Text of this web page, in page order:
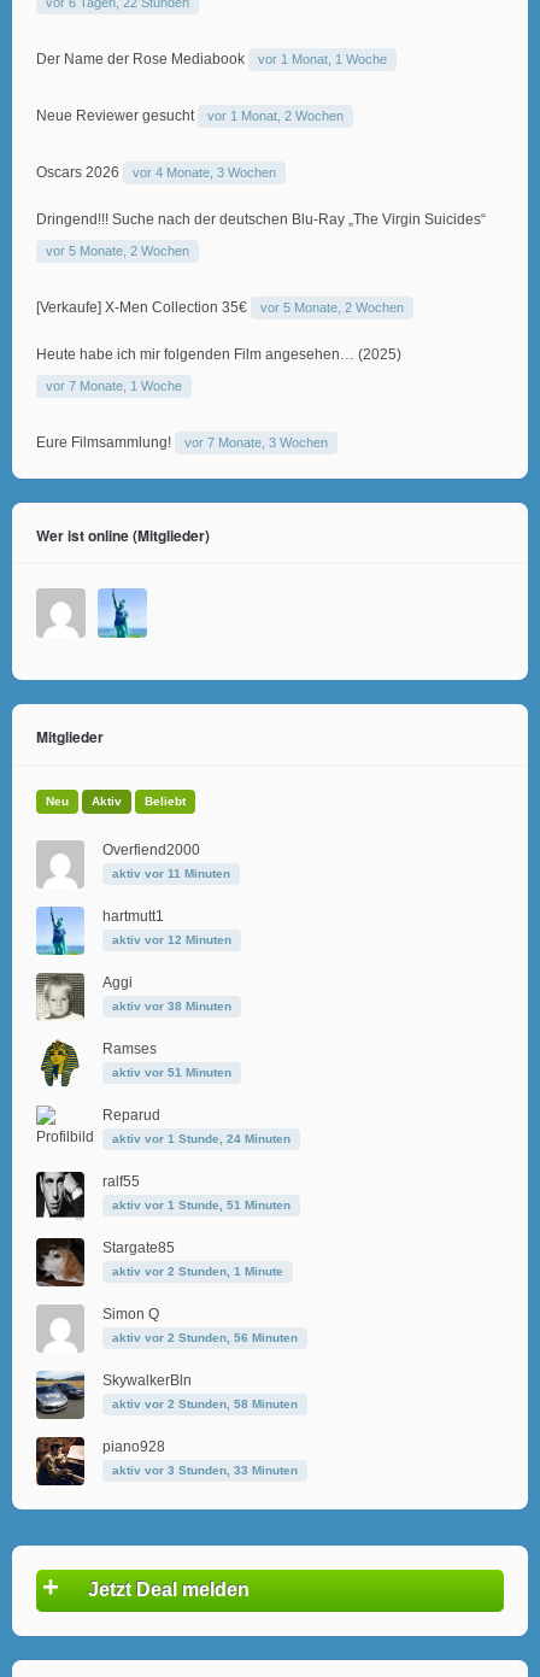
Der Name der Rose Mediabook vor 1 Monat, 1 Woche
Neue Reviewer gesucht vor 1 Monat, 2 Wochen
Oscars 2026 vor 4 Monate, 3 Wochen
Dringend!!! Suche nach der deutschen Blu-Ray „The Virgin Suicides“
vor 5 Monate, 2 Wochen
[Verkaufe] X-Men Collection 35€ vor 5 Monate, 2 Wochen
Heute habe ich mir folgenden Film angesehen… (2025)
vor 7 Monate, 1 Woche
Eure Filmsammlung! vor 7 Monate, 3 Wochen
Wer ist online (Mitglieder)
Mitglieder
Neu Aktiv Beliebt
Overfiend2000
aktiv vor 11 Minuten
hartmutt1
aktiv vor 12 Minuten
Aggi
aktiv vor 38 Minuten
Ramses
aktiv vor 51 Minuten
Reparud
aktiv vor 1 Stunde, 24 Minuten
ralf55
aktiv vor 1 Stunde, 51 Minuten
Stargate85
aktiv vor 2 Stunden, 1 Minute
Simon Q
aktiv vor 2 Stunden, 56 Minuten
SkywalkerBln
aktiv vor 2 Stunden, 58 Minuten
piano928
aktiv vor 3 Stunden, 33 Minuten
+ Jetzt Deal melden